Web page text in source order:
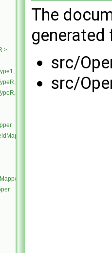
>
Type12, TypeR >
TypeR, Type2 >
TypeR, TypeR >
The
src/
src/